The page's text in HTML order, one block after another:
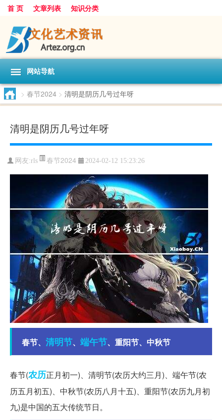
首 页 文章列表 知识分类
网站导航
> 春节2024 > 清明是阴历几号过年呀
清明是阴历几号过年呀
网友:rls 春节2024 2024-02-12 15:23:26
春节、 清明节、 端午节、重阳节、中秋节
春节(农历正月初一)、清明节(农历大约三月)、端午节(农
历五月初五)、中秋节(农历八月十五)、重阳节(农历九月初
九)是中国的五大传统节日。